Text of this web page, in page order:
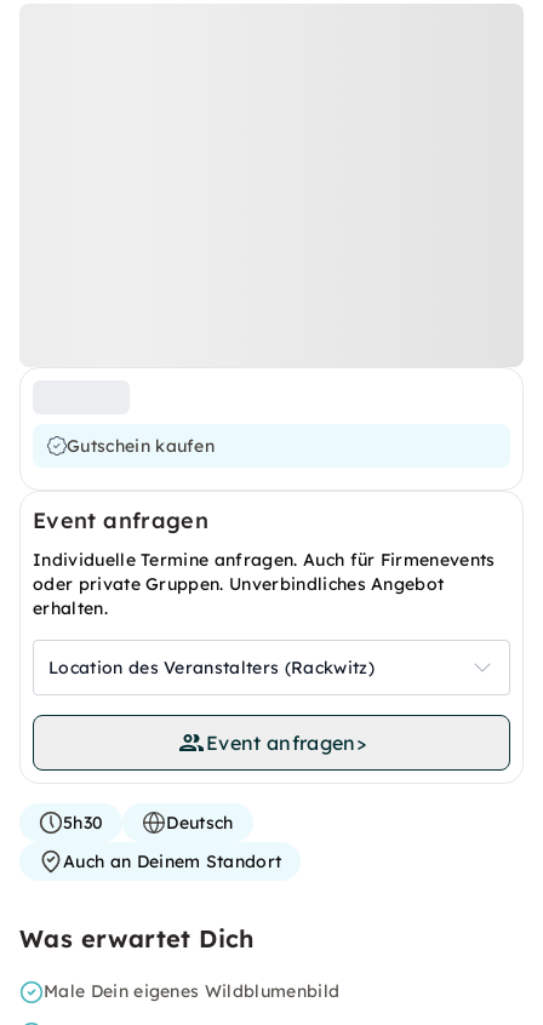
Gutschein kaufen
Event anfragen
Individuelle Termine anfragen. Auch für Firmenevents
oder private Gruppen. Unverbindliches Angebot
erhalten.
Location des Veranstalters (Rackwitz)
Event anfragen>
5h30
Deutsch
Auch an Deinem Standort
Was erwartet Dich
Male Dein eigenes Wildblumenbild